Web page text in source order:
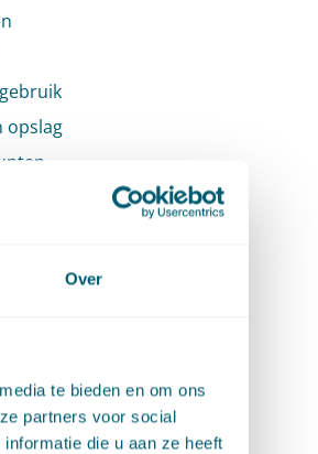
Over
te bieden en om ons
partners voor social
die u aan ze heeft
opslag